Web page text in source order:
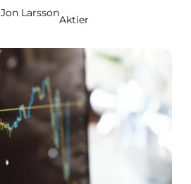
Jon Larsson
Aktier